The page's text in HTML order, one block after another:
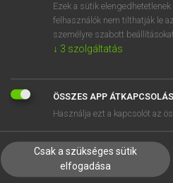
EGYÉNI FELHASZNÁLÓKNAK
TANULÓKNAK
VÁLLALATI MEGOLDÁSOK
Ezek a sütik
felhasználók nem tilthatják le
személyre szabott
↓ 3 szolgáltatás
ÖSSZES APP
Használja ezt a kapcsolót az
Csak a szükséges sütik
elfogadása